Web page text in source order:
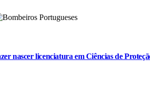
nascer licenciatura em Ciências de